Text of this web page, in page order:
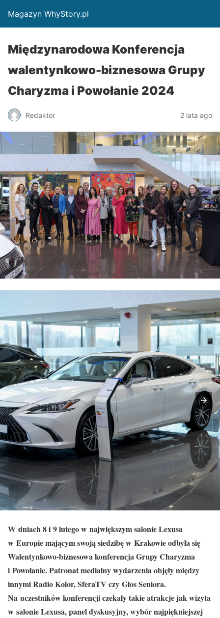
Magazyn WhyStory.pl
Międzynarodowa Konferencja
walentynkowo-biznesowa Grupy
Charyzma i Powołanie 2024
Redaktor 2 lata ago
W dniach 8 i 9 lutego w największym salonie Lexusa
w Europie mającym swoją siedzibę w Krakowie odbyła się
Walentynkowo-biznesowa konferencja Grupy Charyzma
i Powołanie. Patronat medialny wydarzenia objęły między
innymi Radio Kolor, SferaTV czy Głos Seniora.
Na uczestników konferencji czekały takie atrakcje jak wizyta
w salonie Lexusa, panel dyskusyjny, wybór najpiękniejszej